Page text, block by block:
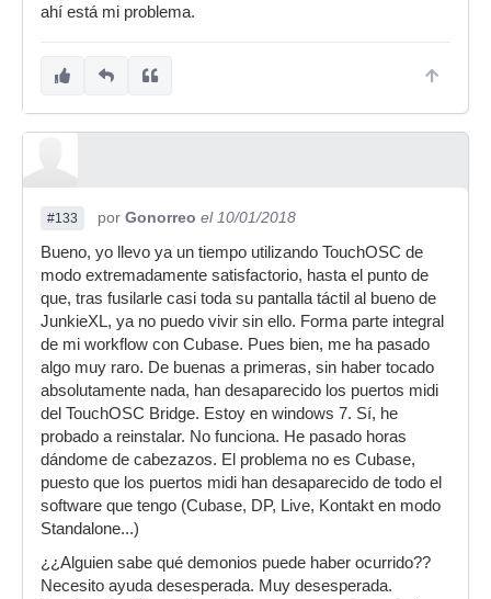
ahí está mi problema.
#133 por Gonorreo el 10/01/2018
Bueno, yo llevo ya un tiempo utilizando TouchOSC de
modo extremadamente satisfactorio, hasta el punto de
que, tras fusilarle casi toda su pantalla táctil al bueno de
JunkieXL, ya no puedo vivir sin ello. Forma parte integral
de mi workflow con Cubase. Pues bien, me ha pasado
algo muy raro. De buenas a primeras, sin haber tocado
absolutamente nada, han desaparecido los puertos midi
del TouchOSC Bridge. Estoy en windows 7. Sí, he
probado a reinstalar. No funciona. He pasado horas
dándome de cabezazos. El problema no es Cubase,
puesto que los puertos midi han desaparecido de todo el
software que tengo (Cubase, DP, Live, Kontakt en modo
Standalone...)
¿¿Alguien sabe qué demonios puede haber ocurrido??
Necesito ayuda desesperada. Muy desesperada.